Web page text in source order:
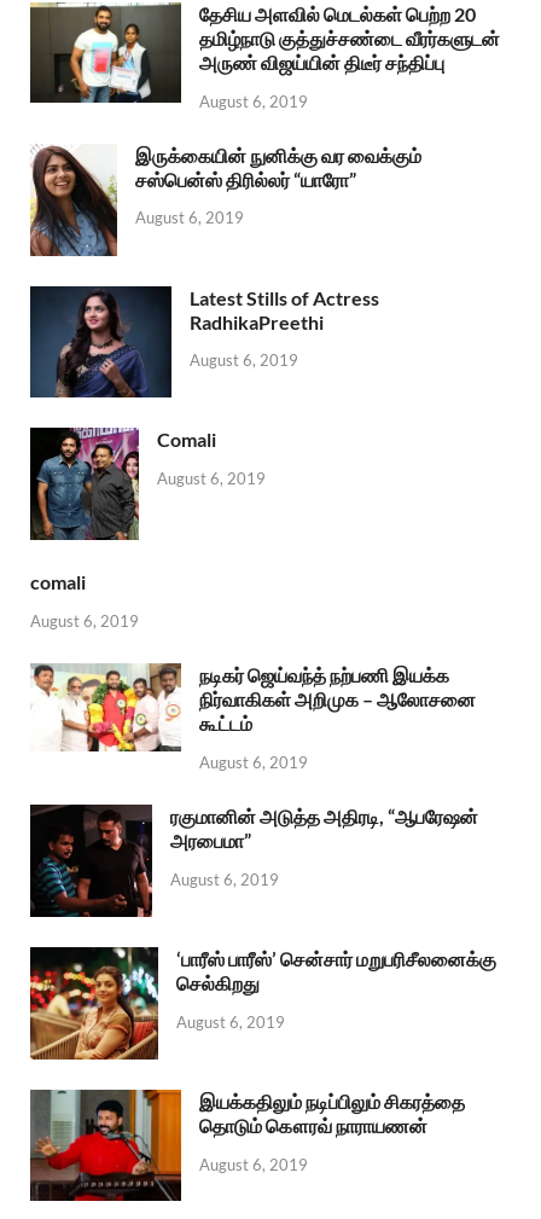
தேசிய அளவில் மெடல்கள் பெற்ற 20
தமிழ்நாடு குத்துச்சண்டை வீரர்களுடன்
அருண் விஜய்யின் திடீர் சந்திப்பு
August 6, 2019
இருக்கையின் நுனிக்கு வர வைக்கும்
சஸ்பென்ஸ் திரில்லர் “யாரோ”
August 6, 2019
Latest Stills of Actress
RadhikaPreethi
August 6, 2019
Comali
August 6, 2019
comali
August 6, 2019
நடிகர் ஜெய்வந்த் நற்பணி இயக்க
நிர்வாகிகள் அறிமுக – ஆலோசனை
கூட்டம்
August 6, 2019
ரகுமானின் அடுத்த அதிரடி, “ஆபரேஷன்
அரபைமா”
August 6, 2019
‘பாரீஸ் பாரீஸ்’ சென்சார் மறுபரிசீலனைக்கு
செல்கிறது
August 6, 2019
இயக்கதிலும் நடிப்பிலும் சிகரத்தை
தொடும் கௌரவ் நாராயணன்
August 6, 2019